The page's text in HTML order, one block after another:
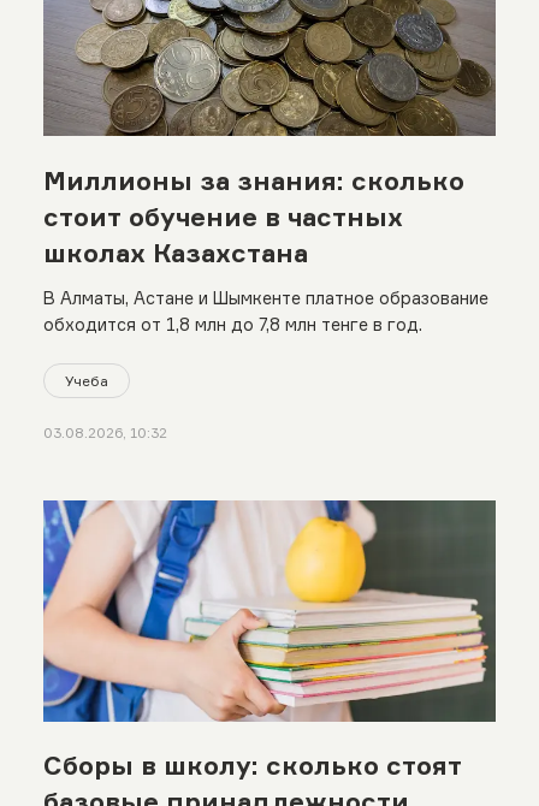
Миллионы за знания: сколько
стоит обучение в частных
школах Казахстана
В Алматы, Астане и Шымкенте платное образование
обходится от 1,8 млн до 7,8 млн тенге в год.
Учеба
03.08.2026, 10:32
Сборы в школу: сколько стоят